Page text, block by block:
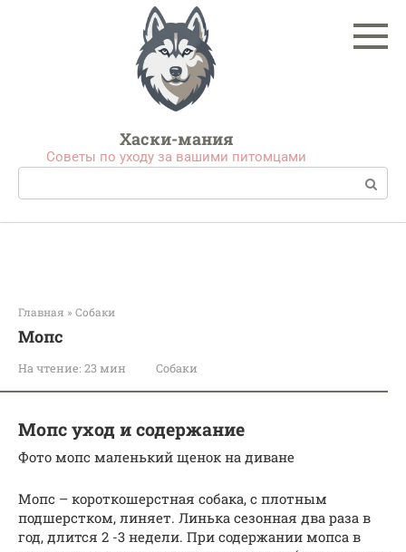
Хаски-мания
Советы по уходу за вашими питомцами
Поиск:
Главная » Собаки
Мопс
На чтение: 23 мин Собаки
Мопс уход и содержание
Фото мопс маленький щенок на диване
Мопс – короткошерстная собака, с плотным
подшерстком, линяет. Линька сезонная два раза в
год, длится 2 -3 недели. При содержании мопса в